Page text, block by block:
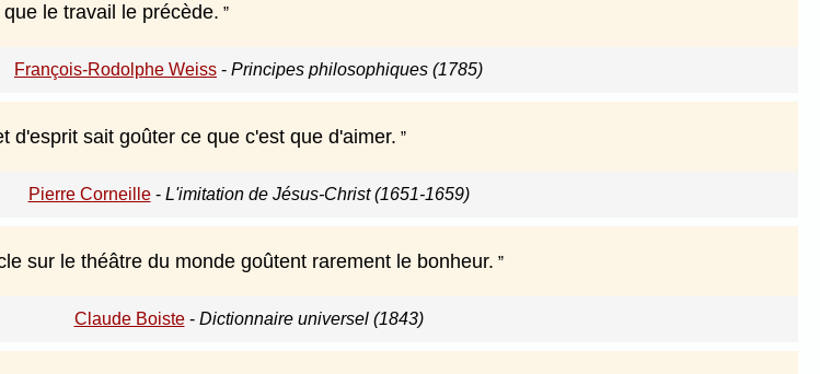
le travail le précède.
François-Rodolphe Weiss - Principes philosophiques (1785)
sait goûter ce que c'est que d'aimer.
Pierre Corneille- L'imitation de Jésus-Christ (1651-1659)
sur le théâtre du monde goûtent rarement le bonheur.
Claude Boiste- Dictionnaire universel (1843)